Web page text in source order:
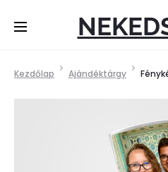
Kezdőlap Ajándéktárgy